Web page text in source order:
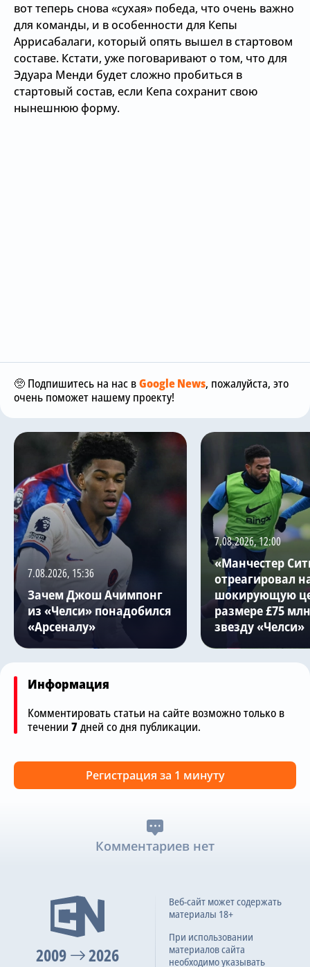
вот теперь снова «сухая» победа, что очень важно
для команды, и в особенности для Кепы
Аррисабалаги, который опять вышел в стартовом
составе. Кстати, уже поговаривают о том, что для
Эдуара Менди будет сложно пробиться в
стартовый состав, если Кепа сохранит свою
нынешнюю форму.
🥺 Подпишитесь на нас вGoogle News, пожалуйста, это
очень поможет нашему проекту!
7.08.2026, 15:36
Зачем Джош Ачимпонг
из «Челси» понадобился
«Арсеналу»
7.08.2026, 12:00
«Манчестер
отреагировал
шокирующую
размере £75
звезду «Челси»
Информация
Комментировать статьи на сайте возможно только в
течении 7дней со дня публикации.
Регистрация за 1 минуту
Комментариев нет
2009 2026
Веб-сайт может содержать
материалы 18+
При использовании
материалов сайта
необходимо указывать